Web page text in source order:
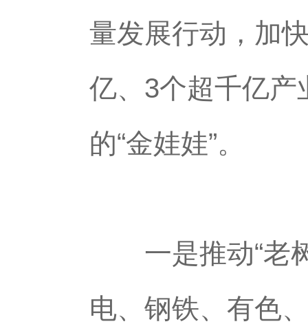
量发展行动，加
亿、3个超千亿产
的“金娃娃”。
一是推动“老树
电、钢铁、有色